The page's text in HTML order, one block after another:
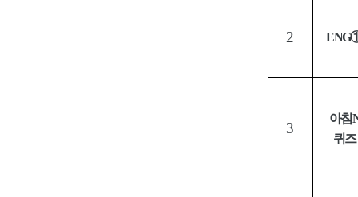
2 ENG
3
아침
퀴즈